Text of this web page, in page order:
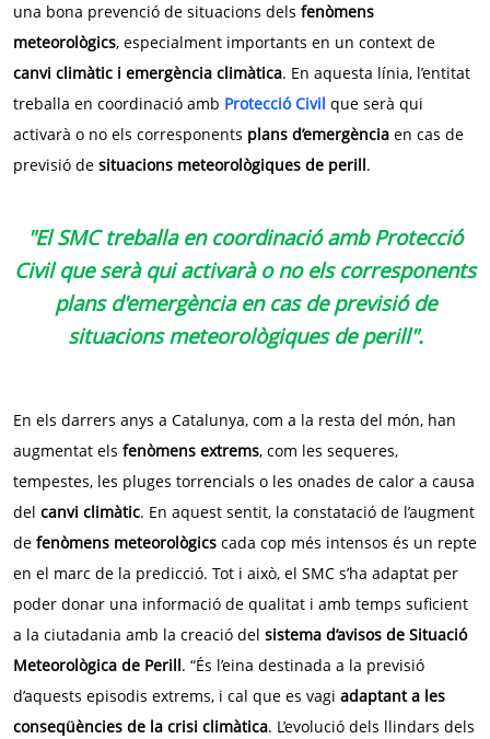
una bona prevenció de situacions dels fenòmens
meteorològics, especialment importants en un context de
canvi climàtic i emergència climàtica. En aquesta línia, l’entitat
treballa en coordinació amb Protecció Civil que serà qui
activarà o no els corresponents plans d’emergència en cas de
previsió de situacions meteorològiques de perill.
"El SMC treballa en coordinació amb Protecció
Civil que serà qui activarà o no els corresponents
plans d'emergència en cas de previsió de
situacions meteorològiques de perill".
En els darrers anys a Catalunya, com a la resta del món, han
augmentat els fenòmens extrems, com les sequeres,
tempestes, les pluges torrencials o les onades de calor a causa
del canvi climàtic. En aquest sentit, la constatació de l’augment
de fenòmens meteorològics cada cop més intensos és un repte
en el marc de la predicció. Tot i això, el SMC s’ha adaptat per
poder donar una informació de qualitat i amb temps suficient
a la ciutadania amb la creació del sistema d’avisos de Situació
Meteorològica de Perill. “És l’eina destinada a la previsió
d’aquests episodis extrems, i cal que es vagi adaptant a les
conseqüències de la crisi climàtica. L’evolució dels llindars dels